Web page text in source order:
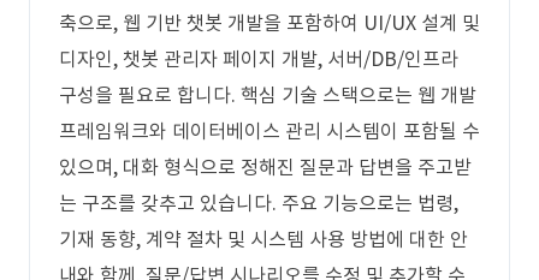
축으로, 웹 기반 챗봇 개발을 포함하여 UI/UX 설계 및
디자인, 챗봇 관리자 페이지 개발, 서버/DB/인프라
구성을 필요로 합니다. 핵심 기술 스택으로는 웹 개발
프레임워크와 데이터베이스 관리 시스템이 포함될 수
있으며, 대화 형식으로 정해진 질문과 답변을 주고받
는 구조를 갖추고 있습니다. 주요 기능으로는 법령,
기재 동향, 계약 절차 및 시스템 사용 방법에 대한 안
내와 함께, 질문/답변 시나리오를 수정 및 추가할 수